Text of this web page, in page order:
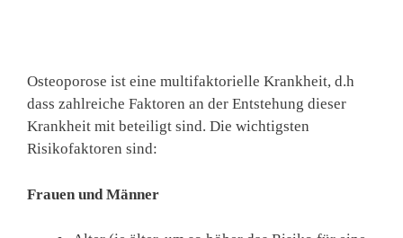
Osteoporose ist eine multifaktorielle Krankheit, d.h
dass zahlreiche Faktoren an der Entstehung dieser
Krankheit mit beteiligt sind. Die wichtigsten
Risikofaktoren sind:
Frauen und Männer